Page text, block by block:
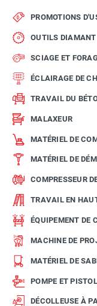
PROMOTIONS
OUTILS DIAMANT
SCIAGE ET
ÉCLAIRAGE DE
TRAVAIL DU
MALAXEUR
MATÉRIEL DE
MATÉRIEL DE
COMPRESSEUR
TRAVAIL EN
ÉQUIPEMENT DE
MACHINE DE
MATÉRIEL DE
POMPE ET
DÉCOLLEUSE À